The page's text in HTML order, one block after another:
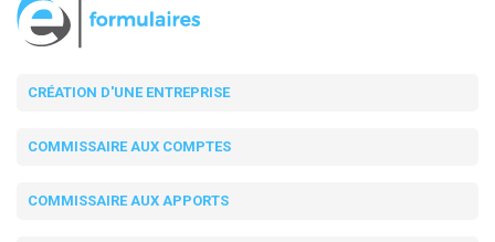
CRÉATION D'UNE ENTREPRISE
COMMISSAIRE AUX COMPTES
COMMISSAIRE AUX APPORTS